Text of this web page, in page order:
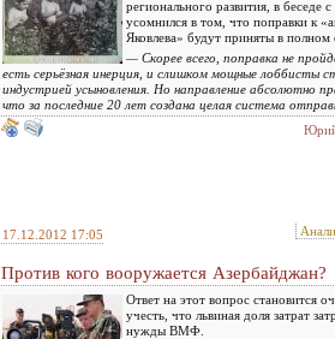
регионального развития, в беседе
усомнился в том, что поправки к
Яковлева» будут приняты в полном
— Скорее всего, поправка не
есть серьёзная инерция, и слишком мощные лоббисты
индустрией усыновления. Но направление абсолютно
что за последние 20 лет создана целая система
17.12.2012 17:05
Против кого вооружается Азербайджан?
Ответ на этот вопрос становится
учесть, что львиная доля затрат
нужды ВМФ.